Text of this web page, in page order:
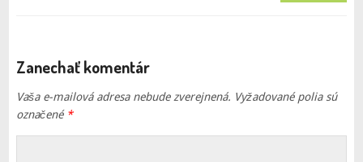
Zanechať komentár
Vaša e-mailová adresa nebude zverejnená. Vyžadované polia sú
označené *